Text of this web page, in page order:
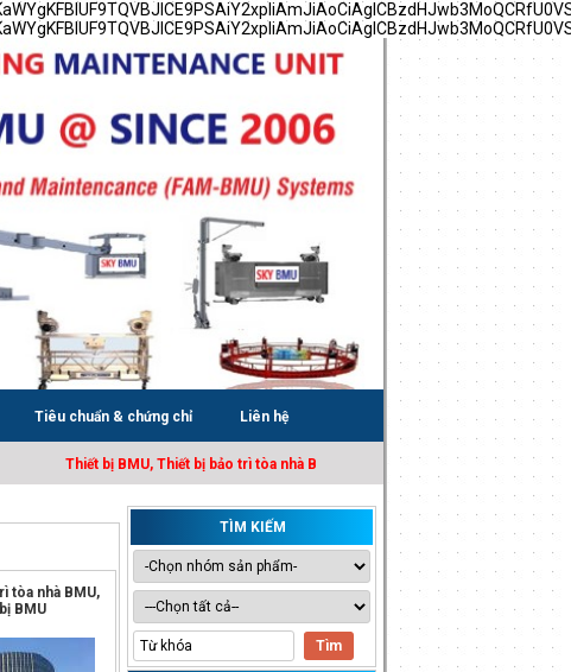
Tiêu chuẩn & chứng chỉ Liên hệ
Thiết bị BMU, Thiết bị bảo trì tòa nhà BMU, Sàn treo gondola, Cho thuê sàn
tòa nhà BMU,
BMU
TÌM KIẾM